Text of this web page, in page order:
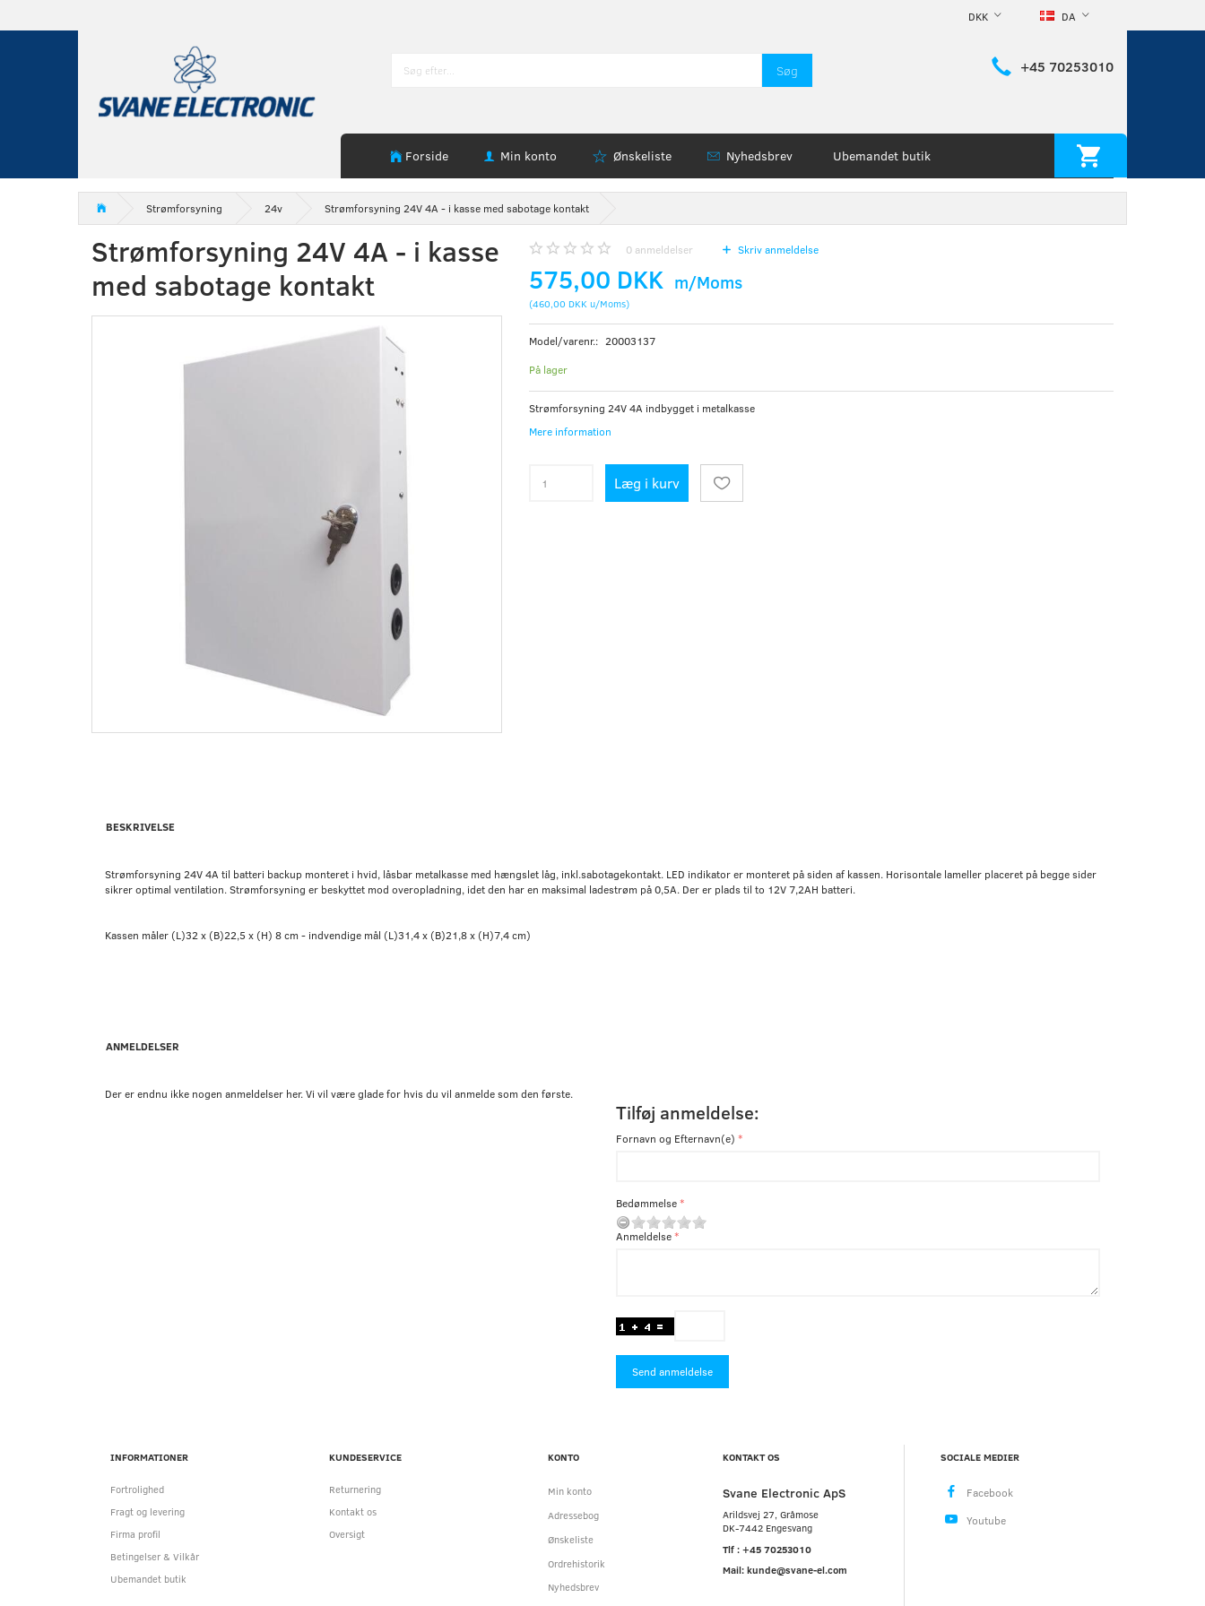
DA
DKK
Søg +45 70253010
Forside Min konto Ønskeliste Nyhedsbrev Ubemandet butik
Strømforsyning 24v Strømforsyning 24V 4A - i kasse med sabotage kontakt
Strømforsyning 24V 4A - i kasse
med sabotage kontakt
0anmeldelser Skriv anmeldelse
575,00 DKK m/Moms
(460,00 DKKu/Moms)
Model/varenr.: 20003137
På lager
Strømforsyning 24V 4A indbygget i metalkasse
Mere information
Læg i kurv
BESKRIVELSE
Strømforsyning 24V 4A til batteri backup monteret i hvid, låsbar metalkasse med hængslet låg, inkl.sabotagekontakt. LED indikator er monteret på siden af kassen. Horisontale lameller placeret på begge sider
sikrer optimal ventilation. Strømforsyning er beskyttet mod overopladning, idet den har en maksimal ladestrøm på 0,5A. Der er plads til to 12V 7,2AH batteri.
Kassen måler (L)32 x (B)22,5 x (H) 8 cm - indvendige mål (L)31,4 x (B)21,8 x (H)7,4 cm)
ANMELDELSER
Der er endnu ikke nogen anmeldelser her. Vi vil være glade for hvis du vil anmelde som den første.
Tilføj anmeldelse:
Fornavn og Efternavn(e)
Bedømmelse
Anmeldelse
Send anmeldelse
INFORMATIONER
Fortrolighed
Fragt og levering
Firma profil
Betingelser & Vilkår
Ubemandet butik
KUNDESERVICE
Returnering
Kontakt os
Oversigt
KONTO
Min konto
Adressebog
Ønskeliste
Ordrehistorik
Nyhedsbrev
KONTAKT OS
Svane Electronic ApS
Arildsvej 27, Gråmose
DK-7442 Engesvang
Tlf : +45 70253010
Mail: kunde@svane-el.com
SOCIALE MEDIER